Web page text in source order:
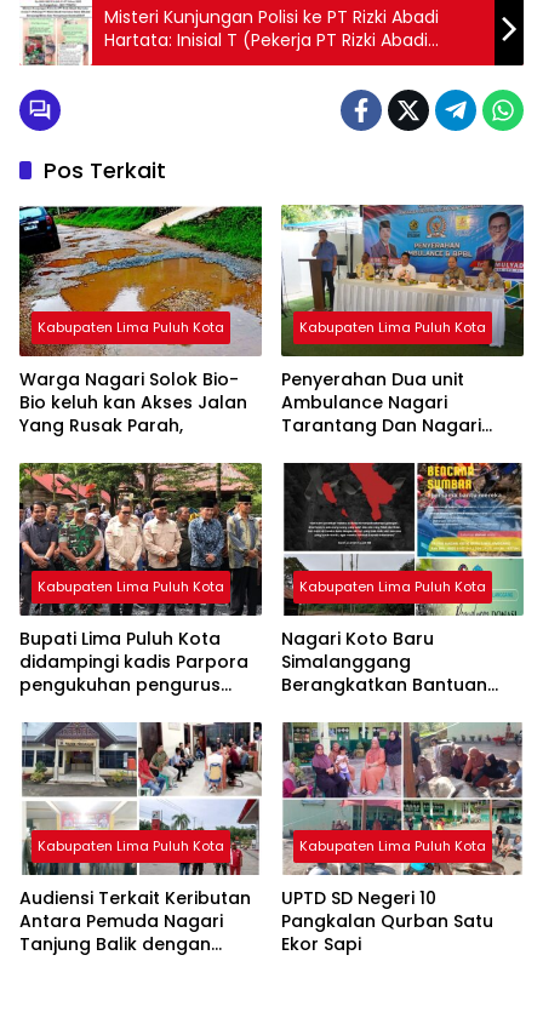
Misteri Kunjungan Polisi ke PT Rizki Abadi
Hartata: Inisial T (Pekerja PT Rizki Abadi
Hartata) Halal Bihalal Berujung Miras dan
Pos Terkait
Kabupaten Lima Puluh Kota
Warga Nagari Solok Bio-
Bio keluh kan Akses Jalan
Yang Rusak Parah,
Kabupaten Lima Puluh Kota
Penyerahan Dua unit
Ambulance Nagari
Tarantang Dan Nagari
RI Dan DPRD Lima Puluh
Kota.Fraksi Demokrat.
Kabupaten Lima Puluh Kota
Bupati Lima Puluh Kota
didampingi kadis Parpora
pengukuhan pengurus
2030
Kabupaten Lima Puluh Kota
Nagari Koto Baru
Simalanggang
Berangkatkan Bantuan
Alam Di Sumbar
Kabupaten Lima Puluh Kota
Audiensi Terkait Keributan
Antara Pemuda Nagari
Tanjung Balik dengan
Kabupaten Lima Puluh Kota
UPTD SD Negeri 10
Pangkalan Qurban Satu
Ekor Sapi